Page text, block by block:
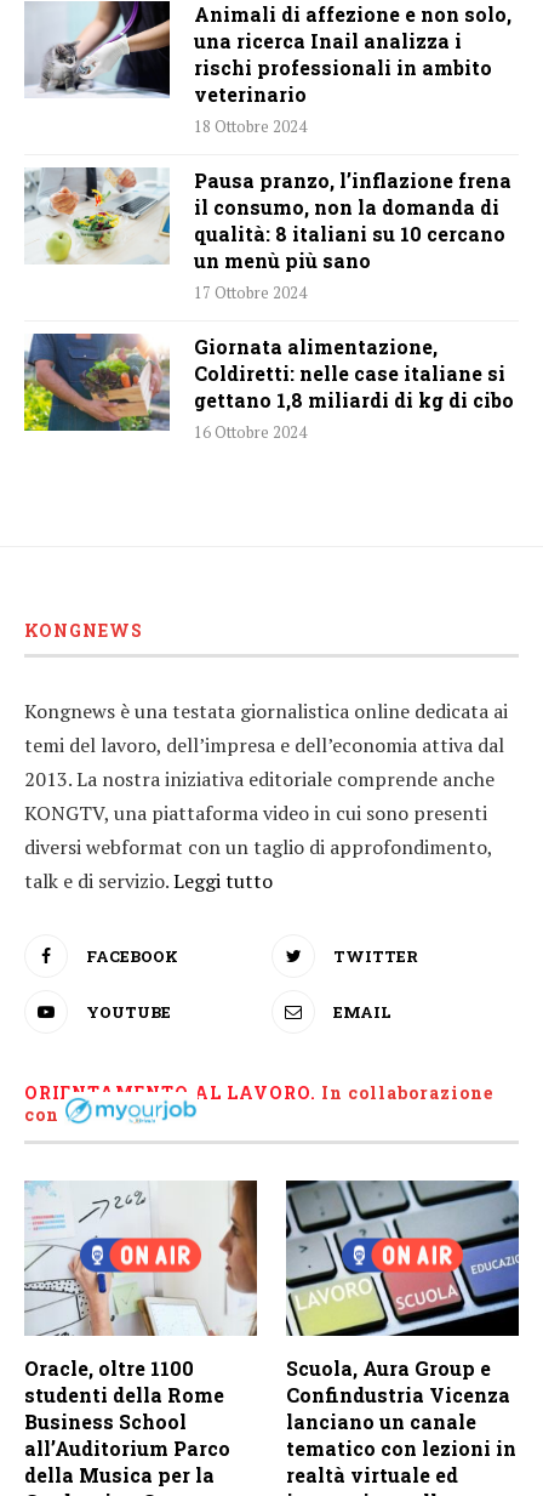
Animali di affezione e non solo,
una ricerca Inail analizza i
rischi professionali in ambito
veterinario
18 Ottobre 2024
Pausa pranzo, l’inflazione frena
il consumo, non la domanda di
qualità: 8 italiani su 10 cercano
un menù più sano
17 Ottobre 2024
Giornata alimentazione,
Coldiretti: nelle case italiane si
gettano 1,8 miliardi di kg di cibo
16 Ottobre 2024
KONGNEWS
Kongnews è una testata giornalistica online dedicata ai
temi del lavoro, dell’impresa e dell’economia attiva dal
2013. La nostra iniziativa editoriale comprende anche
KONGTV, una piattaforma video in cui sono presenti
diversi webformat con un taglio di approfondimento,
talk e di servizio.Leggi tutto
FACEBOOK TWITTER
YOUTUBE EMAIL
ORIENTAMENTO AL LAVORO. In collaborazione
con
Oracle, oltre 1100
studenti della Rome
Business School
all’Auditorium Parco
della Musica per la
Scuola, Aura Group e
Confindustria Vicenza
lanciano un canale
tematico con lezioni in
realtà virtuale ed